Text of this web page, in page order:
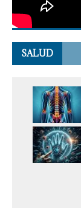
SALUD